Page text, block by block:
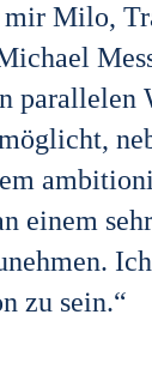
mir Milo,
parallelen
einem
zu sein.“